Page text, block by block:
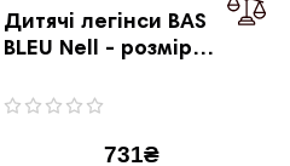
Дитячі легінси BAS
BLEU Nell - розмір
731₴